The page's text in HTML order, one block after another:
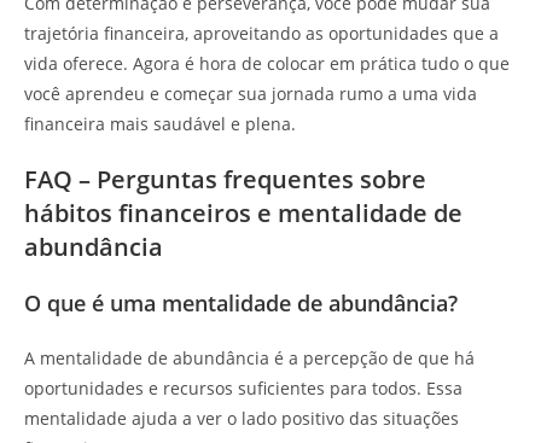
trajetória financeira, aproveitando as oportunidades que a
vida oferece. Agora é hora de colocar em prática tudo o que
você aprendeu e começar sua jornada rumo a uma vida
financeira mais saudável e plena.
FAQ – Perguntas frequentes sobre
hábitos financeiros e mentalidade de
abundância
O que é uma mentalidade de abundância?
A mentalidade de abundância é a percepção de que há
oportunidades e recursos suficientes para todos. Essa
mentalidade ajuda a ver o lado positivo das situações